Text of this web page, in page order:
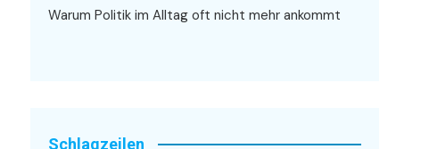
Warum Politik im Alltag oft nicht mehr ankommt
Schlagzeilen